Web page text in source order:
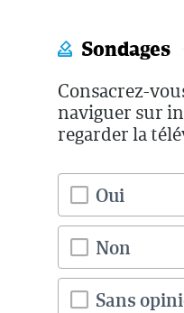
Sondages
Consacrez-
naviguer sur
regarder la
Oui
Non
Sans